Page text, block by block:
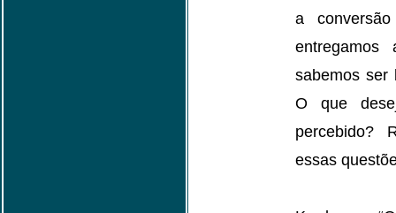
a
sabemos ser
O que
percebido?
essas